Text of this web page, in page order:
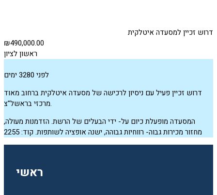
דרוש זכיין למסעדה איטלקית
₪490,000.00
ראשון לציון
לפני 3280 ימים
דרוש זכיין פעיל עם ניסיון לרכישה של מסעדה איטלקית ברחוב מאוד
מרכזי בראשל"צ.
המסעדה מופעלת כיום על- ידי הבעלים של הרשת. הזדמנות מעולה,
מחזור מכירות גבוה- רווחיות גבוהה, ישנה אופציה לשותפות. קוד: 2255
ראשי